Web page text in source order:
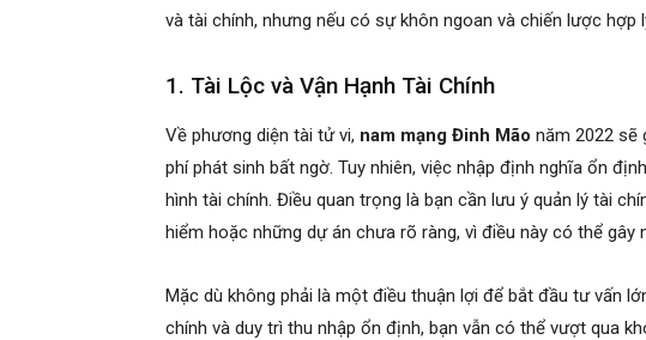
và tài chính, nhưng nếu có sự khôn ngoan và chiến lược
1. Tài Lộc và Vận Hạnh Tài Chính
Về phương diện tài tử vi, nam mạng Đinh Mão năm 2022 sẽ
phí phát sinh bất ngờ. Tuy nhiên, việc nhập định nghĩa ổn
hình tài chính. Điều quan trọng là bạn cần lưu ý quản lý tài
hiểm hoặc những dự án chưa rõ ràng, vì điều này có thể gây
Mặc dù không phải là một điều thuận lợi để bắt đầu tư vấn
chính và duy trì thu nhập ổn định, bạn vẫn có thể vượt qua